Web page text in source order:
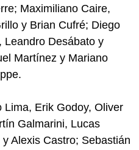
Maximiliano Caire,
y Brian Cufré; Diego
Leandro Desábato y
Martínez y Mariano
Erik Godoy, Oliver
Galmarini, Lucas
Alexis Castro; Sebastián